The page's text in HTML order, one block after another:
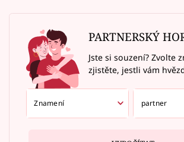
PARTNERSKÝ
Jste si souzení? Zvolte
zjistěte, jestli vám